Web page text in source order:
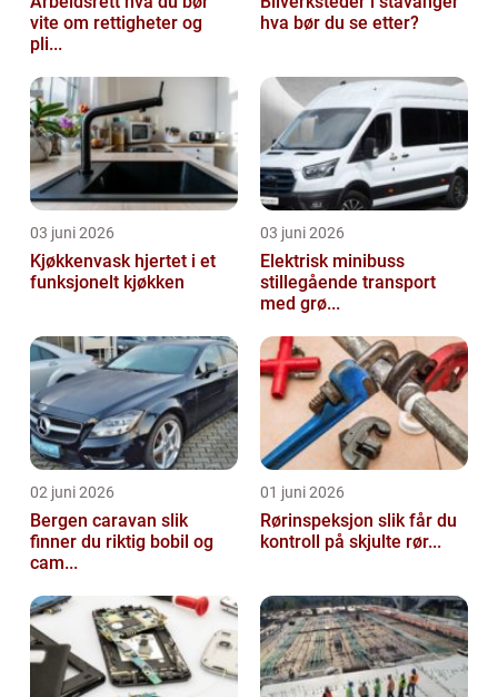
vite om rettigheter og
pli...
hva bør du se etter?
03 juni 2026
Kjøkkenvask hjertet i et
funksjonelt kjøkken
03 juni 2026
Elektrisk minibuss
stillegående transport
med grø...
02 juni 2026
Bergen caravan slik
finner du riktig bobil og
cam...
01 juni 2026
Rørinspeksjon slik får du
kontroll på skjulte rør...